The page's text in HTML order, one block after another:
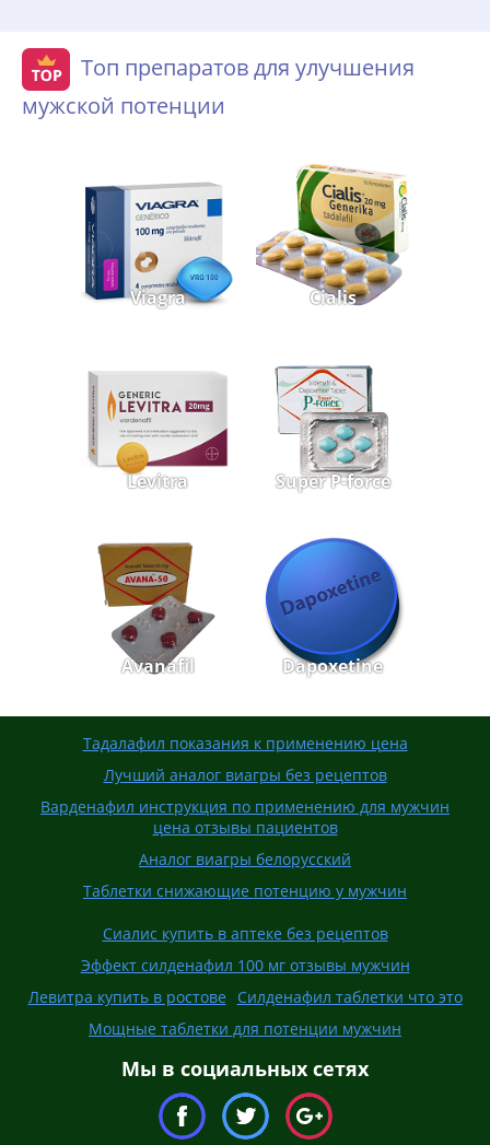
Топ препаратов для улучшения
мужской потенции
Viagra Cialis
Levitra Super P-force
Avanafil Dapoxetine
Тадалафил показания к применению цена
Лучший аналог виагры без рецептов
Варденафил инструкция по применению для мужчин
цена отзывы пациентов
Аналог виагры белорусский
Таблетки снижающие потенцию у мужчин
Сиалис купить в аптеке без рецептов
Эффект силденафил 100 мг отзывы мужчин
Левитра купить в ростове Силденафил таблетки что это
Мощные таблетки для потенции мужчин
Мы в социальных сетях